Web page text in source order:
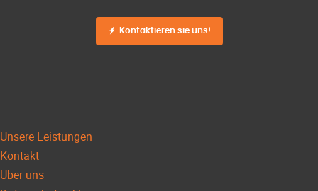
Kontaktieren sie uns!
Unsere Leistungen
Kontakt
Über uns